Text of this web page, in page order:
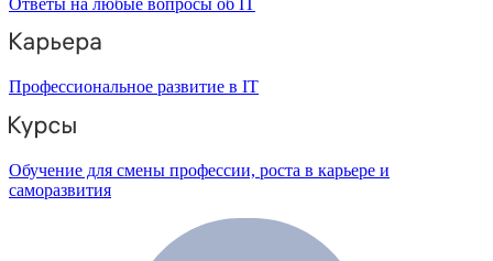
Ответы на любые вопросы об IT
Профессиональное развитие в IT
Обучение для смены профессии, роста в карьере и
саморазвития